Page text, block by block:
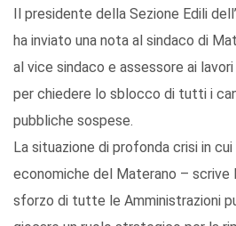
Il presidente della Sezione Edili
ha inviato una nota al sindaco di
al vice sindaco e assessore ai
per chiedere lo sblocco di tutti i
pubbliche sospese.
La situazione di profonda crisi in
economiche del Materano – scrive
sforzo di tutte le Amministrazioni